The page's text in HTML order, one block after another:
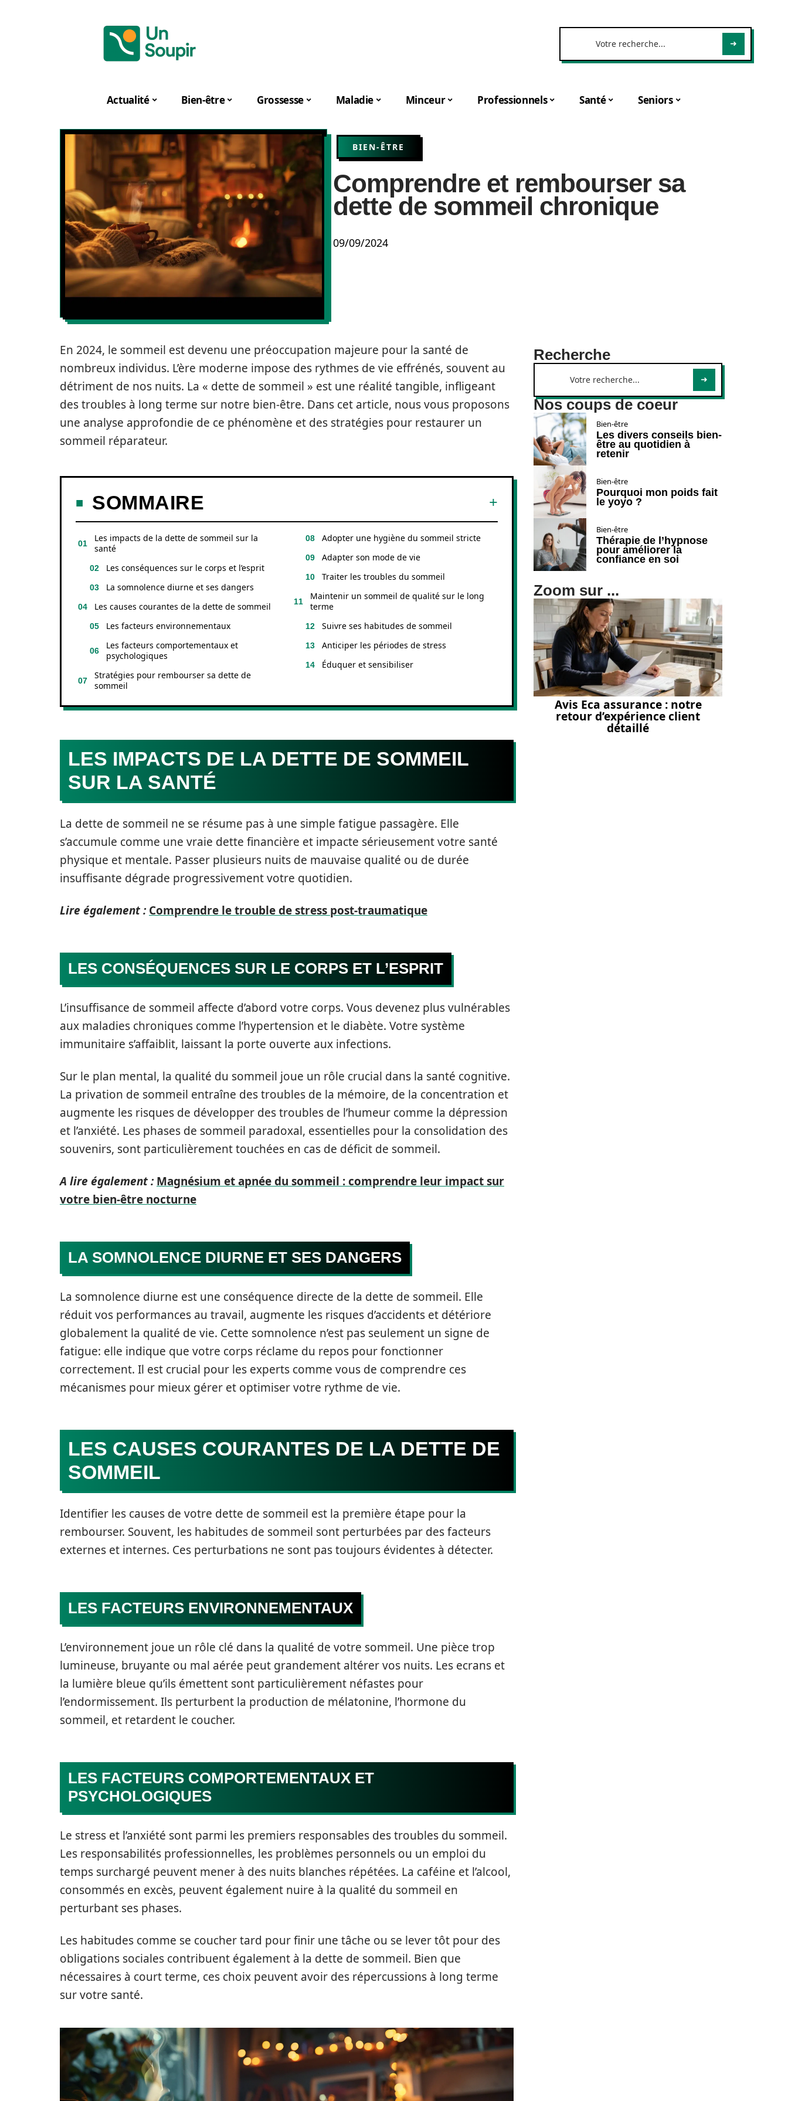
Actualité Bien-être Grossesse Maladie Minceur Professionnels Santé Seniors
BIEN-ÊTRE
Comprendre et rembourser sa
dette de sommeil chronique
09/09/2024
En 2024, le sommeil est devenu une préoccupation majeure pour la santé de
nombreux individus. L’ère moderne impose des rythmes de vie effrénés, souvent au
détriment de nos nuits. La « dette de sommeil » est une réalité tangible, infligeant
des troubles à long terme sur notre bien-être. Dans cet article, nous vous proposons
une analyse approfondie de ce phénomène et des stratégies pour restaurer un
sommeil réparateur.
SOMMAIRE
Les impacts de la dette de sommeil sur la
santé
Les conséquences sur le corps et l’esprit
La somnolence diurne et ses dangers
Les causes courantes de la dette de sommeil
Les facteurs environnementaux
Les facteurs comportementaux et
psychologiques
Stratégies pour rembourser sa dette de
sommeil
Adopter une hygiène du sommeil stricte
Adapter son mode de vie
Traiter les troubles du sommeil
Maintenir un sommeil de qualité sur le long
terme
Suivre ses habitudes de sommeil
Anticiper les périodes de stress
Éduquer et sensibiliser
LES IMPACTS DE LA DETTE DE SOMMEIL
SUR LA SANTÉ
La dette de sommeil ne se résume pas à une simple fatigue passagère. Elle
s’accumule comme une vraie dette financière et impacte sérieusement votre santé
physique et mentale. Passer plusieurs nuits de mauvaise qualité ou de durée
insuffisante dégrade progressivement votre quotidien.
Lire également : Comprendre le trouble de stress post-traumatique
LES CONSÉQUENCES SUR LE CORPS ET L’ESPRIT
L’insuffisance de sommeil affecte d’abord votre corps. Vous devenez plus vulnérables
aux maladies chroniques comme l’hypertension et le diabète. Votre système
immunitaire s’affaiblit, laissant la porte ouverte aux infections.
Sur le plan mental, la qualité du sommeil joue un rôle crucial dans la santé cognitive.
La privation de sommeil entraîne des troubles de la mémoire, de la concentration et
augmente les risques de développer des troubles de l’humeur comme la dépression
et l’anxiété. Les phases de sommeil paradoxal, essentielles pour la consolidation des
souvenirs, sont particulièrement touchées en cas de déficit de sommeil.
A lire également : Magnésium et apnée du sommeil : comprendre leur impact sur
votre bien-être nocturne
LA SOMNOLENCE DIURNE ET SES DANGERS
La somnolence diurne est une conséquence directe de la dette de sommeil. Elle
réduit vos performances au travail, augmente les risques d’accidents et détériore
globalement la qualité de vie. Cette somnolence n’est pas seulement un signe de
fatigue: elle indique que votre corps réclame du repos pour fonctionner
correctement. Il est crucial pour les experts comme vous de comprendre ces
mécanismes pour mieux gérer et optimiser votre rythme de vie.
LES CAUSES COURANTES DE LA DETTE DE
SOMMEIL
Identifier les causes de votre dette de sommeil est la première étape pour la
rembourser. Souvent, les habitudes de sommeil sont perturbées par des facteurs
externes et internes. Ces perturbations ne sont pas toujours évidentes à détecter.
LES FACTEURS ENVIRONNEMENTAUX
L’environnement joue un rôle clé dans la qualité de votre sommeil. Une pièce trop
lumineuse, bruyante ou mal aérée peut grandement altérer vos nuits. Les ecrans et
la lumière bleue qu’ils émettent sont particulièrement néfastes pour
l’endormissement. Ils perturbent la production de mélatonine, l’hormone du
sommeil, et retardent le coucher.
LES FACTEURS COMPORTEMENTAUX ET
PSYCHOLOGIQUES
Le stress et l’anxiété sont parmi les premiers responsables des troubles du sommeil.
Les responsabilités professionnelles, les problèmes personnels ou un emploi du
temps surchargé peuvent mener à des nuits blanches répétées. La caféine et l’alcool,
consommés en excès, peuvent également nuire à la qualité du sommeil en
perturbant ses phases.
Les habitudes comme se coucher tard pour finir une tâche ou se lever tôt pour des
obligations sociales contribuent également à la dette de sommeil. Bien que
nécessaires à court terme, ces choix peuvent avoir des répercussions à long terme
sur votre santé.
Recherche
Nos coups de coeur
Bien-être
Les divers conseils bien-
être au quotidien à
retenir
Bien-être
Pourquoi mon poids fait
le yoyo ?
Bien-être
Thérapie de l’hypnose
pour améliorer la
confiance en soi
Zoom sur ...
Avis Eca assurance : notre
retour d’expérience client
détaillé